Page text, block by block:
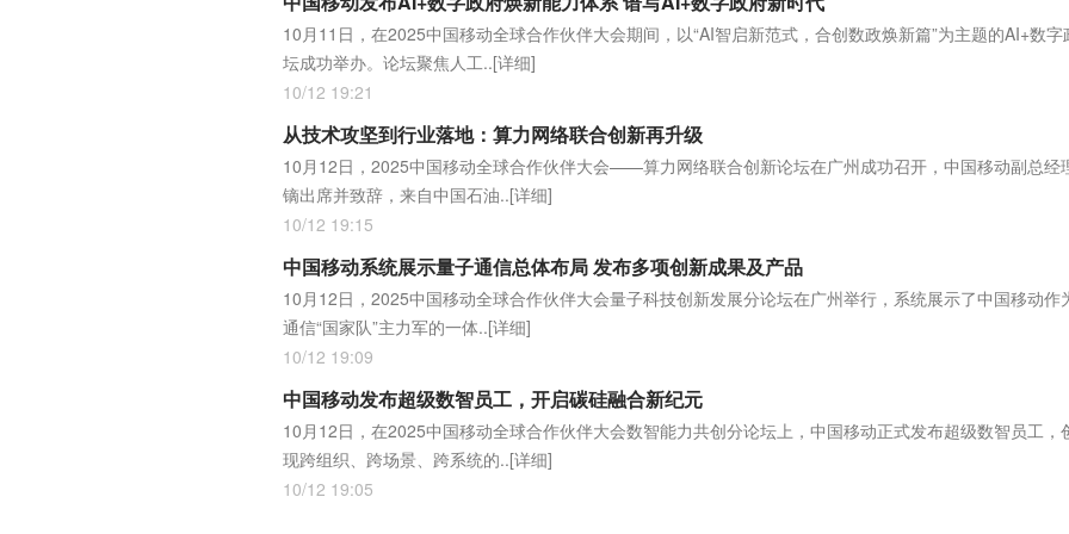
10月11日，在2025中国移动全球合作伙伴大会期间，以“AI智启新范式，合创数政焕新篇”为主题的AI+数字
坛成功举办。论坛聚焦人工..[详细]
10/12 19:21
从技术攻坚到行业落地：算力网络联合创新再升级
10月12日，2025中国移动全球合作伙伴大会——算力网络联合创新论坛在广州成功召开，中国移动副总经
镝出席并致辞，来自中国石油..[详细]
10/12 19:15
中国移动系统展示量子通信总体布局 发布多项创新成果及产品
10月12日，2025中国移动全球合作伙伴大会量子科技创新发展分论坛在广州举行，系统展示了中国移动作
通信“国家队”主力军的一体..[详细]
10/12 19:09
中国移动发布超级数智员工，开启碳硅融合新纪元
10月12日，在2025中国移动全球合作伙伴大会数智能力共创分论坛上，中国移动正式发布超级数智员工，
现跨组织、跨场景、跨系统的..[详细]
10/12 19:05